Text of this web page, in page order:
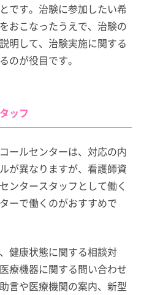
です。治験に参加したい希
おこなったうえで、治験の
明して、治験実施に関する
のが役目です。
ッフ
ールセンターは、対応の内
が異なりますが、看護師資
ンタースタッフとして働く
ーで働くのがおすすめで
健康状態に関する相談対
療機器に関する問い合わせ
言や医療機関の案内、新型